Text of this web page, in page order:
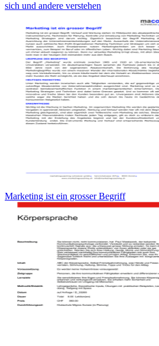
sich und andere verstehen
Marketing ist ein grosser Begriff